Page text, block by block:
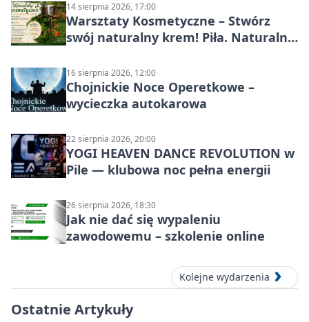
14 sierpnia 2026, 17:00
Warsztaty Kosmetyczne – Stwórz
swój naturalny krem! Piła. Naturalna
16 sierpnia 2026, 12:00
Chojnickie Noce Operetkowe –
wycieczka autokarowa
22 sierpnia 2026, 20:00
YOGI HEAVEN DANCE REVOLUTION w
Pile — klubowa noc pełna energii
26 sierpnia 2026, 18:30
Jak nie dać się wypaleniu
zawodowemu – szkolenie online
Kolejne wydarzenia
Ostatnie Artykuły